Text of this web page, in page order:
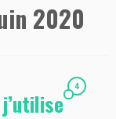
2020
4